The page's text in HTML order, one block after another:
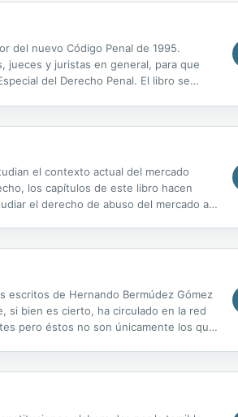
del nuevo Código Penal de 1995.
jueces y juristas en general, para que
del Derecho Penal. El libro se
el contexto actual del mercado
los capítulos de este libro hacen
el derecho de abuso del mercado a
escritos de Hernando Bermúdez Gómez
si bien es cierto, ha circulado en la red
pero éstos no son únicamente los que